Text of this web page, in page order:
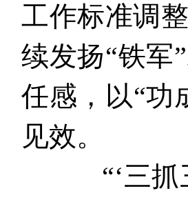
工作标准调
续发扬“铁军
任感，以“功
见效。
“‘三抓